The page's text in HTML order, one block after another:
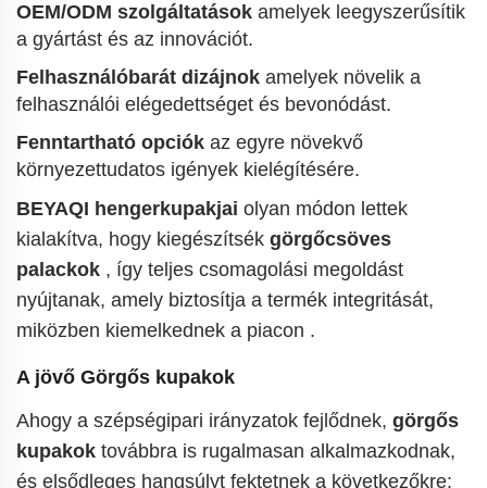
OEM/ODM szolgáltatások amelyek leegyszerűsítik
a gyártást és az innovációt.
Felhasználóbarát dizájnok amelyek növelik a
felhasználói elégedettséget és bevonódást.
Fenntartható opciók az egyre növekvő
környezettudatos igények kielégítésére.
BEYAQI hengerkupakjai olyan módon lettek
kialakítva, hogy kiegészítsék görgőcsöves
palackok , így teljes csomagolási megoldást
nyújtanak, amely biztosítja a termék integritását,
miközben kiemelkednek a piacon .
A jövő Görgős kupakok
Ahogy a szépségipari irányzatok fejlődnek, görgős
kupakok továbbra is rugalmasan alkalmazkodnak,
és elsődleges hangsúlyt fektetnek a következőkre: